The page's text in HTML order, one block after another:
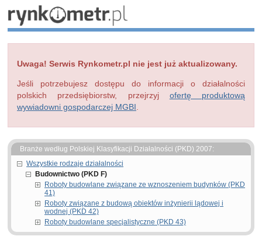
Uwaga! Serwis Rynkometr.pl nie jest już aktualizowany.
Jeśli potrzebujesz dostępu do informacji o działalności
polskich przedsiębiorstw, przejrzyj ofertę produktową
wywiadowni gospodarczej MGBI
Branże według Polskiej Klasyfikacji Działalności (PKD) 2007:
Wszystkie rodzaje działalności
Budownictwo (PKD F)
Roboty budowlane związane ze wznoszeniem budynków (PKD
41)
Roboty związane z budową obiektów inżynierii lądowej i
wodnej (PKD 42)
Roboty budowlane specjalistyczne (PKD 43)